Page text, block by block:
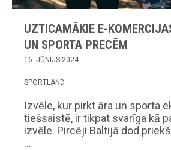
UZTICAMĀKIE E-
UN SPORTA PRECĒM
16. JŪNIJS 2024
SPORTLAND
Izvēle, kur pirkt āra un sporta
tiešsaistē, ir tikpat svarīga kā
izvēle. Pircēji Baltijā dod
…